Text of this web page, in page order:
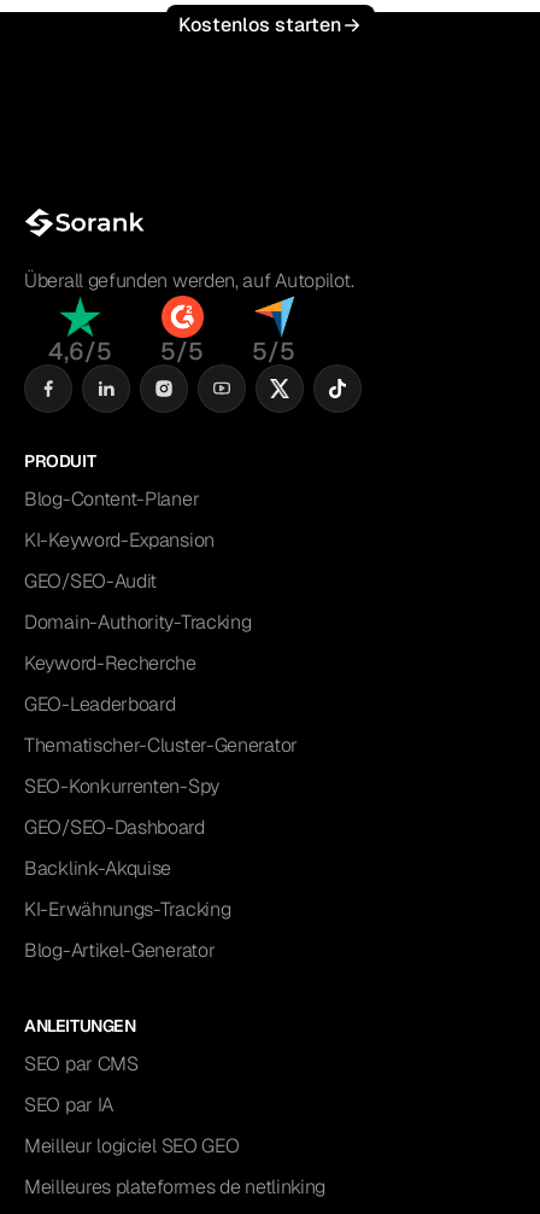
Kostenlos starten
Überall gefunden werden, auf Autopilot.
4,6/5 5/5 5/5
PRODUIT
Blog-Content-Planer
KI-Keyword-Expansion
GEO/SEO-Audit
Domain-Authority-Tracking
Keyword-Recherche
GEO-Leaderboard
Thematischer-Cluster-Generator
SEO-Konkurrenten-Spy
GEO/SEO-Dashboard
Backlink-Akquise
KI-Erwähnungs-Tracking
Blog-Artikel-Generator
ANLEITUNGEN
SEO par CMS
SEO par IA
Meilleur logiciel SEO GEO
Meilleures plateformes de netlinking